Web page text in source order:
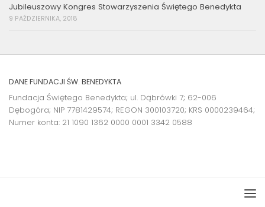
Jubileuszowy Kongres Stowarzyszenia Świętego Benedykta
9 PAŹDZIERNIKA, 2018
DANE FUNDACJI ŚW. BENEDYKTA
Fundacja Świętego Benedykta; ul. Dąbrówki 7; 62-006
Dębogóra; NIP 7781429574; REGON 300103720; KRS 0000239464;
Numer konta: 21 1090 1362 0000 0001 3342 0588